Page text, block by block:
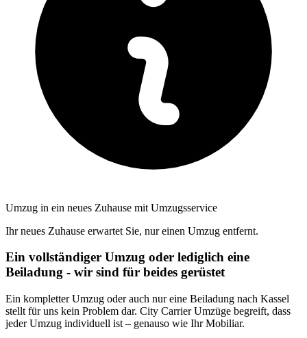
Umzug in ein neues Zuhause mit Umzugsservice
Ihr neues Zuhause erwartet Sie, nur einen Umzug entfernt.
Ein vollständiger Umzug oder lediglich eine
Beiladung - wir sind für beides gerüstet
Ein kompletter Umzug oder auch nur eine Beiladung nach Kassel
stellt für uns kein Problem dar. City Carrier Umzüge begreift, dass
jeder Umzug individuell ist – genauso wie Ihr Mobiliar.